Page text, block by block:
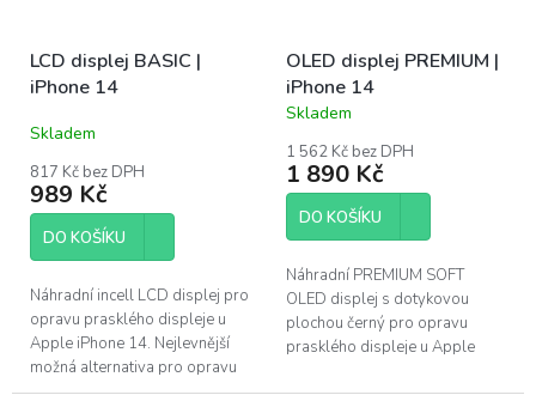
LCD displej BASIC |
iPhone 14
Skladem
817 Kč bez DPH
989 Kč
DO KOŠÍKU
Náhradní incell LCD displej pro
opravu prasklého displeje u
Apple iPhone 14. Nejlevnější
možná alternativa pro opravu
OLED displej PREMIUM |
iPhone 14
Průměrné
produktu
je
5,0
hvězdiček.
Skladem
1 562 Kč bez DPH
1 890 Kč
DO KOŠÍKU
Náhradní PREMIUM SOFT
OLED displej s dotykovou
plochou černý pro opravu
prasklého displeje u Apple